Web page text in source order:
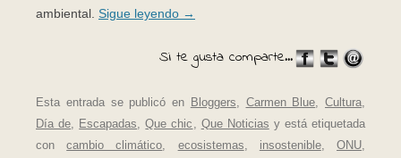
ambiental. Sigue leyendo →
Si te gusta comparte...
Esta entrada se publicó en Bloggers Carmen Blue Cultura
Día de
Escapadas ,Que chic Que Noticias y está etiquetada
concambio climático ecosistemas insostenible,ONU